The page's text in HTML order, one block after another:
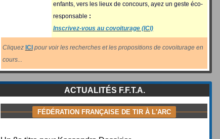
enfants, vers les lieux de concours, ayez un geste éco-
responsable :
Inscrivez-vous au covoiturage (ICI)
Cliquez ICI pour voir les recherches et les propositions de covoiturage en
cours...
ACTUALITÉS F.F.T.A.
FÉDÉRATION FRANÇAISE DE TIR À L'ARC